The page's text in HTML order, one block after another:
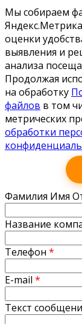
Мы собираем
оценки
выявления и
анализа
Продолжая
на обработку
файлов в том
метрических
обработки
Фамилия Имя
Название
Телефон *
E-mail *
Текст